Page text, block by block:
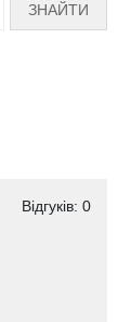
ЗНАЙТИ
Відгуків: 0